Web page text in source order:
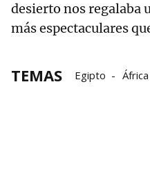
desierto nos regalaba
más espectaculares
TEMAS Egipto África